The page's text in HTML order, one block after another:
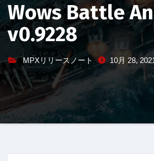
プ
Wows Battle
v0.9228
MPXリリースノート 10月 28,